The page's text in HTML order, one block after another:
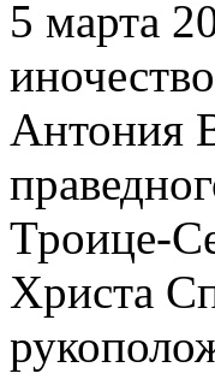
5 марта
Антония
Троице-
Христа